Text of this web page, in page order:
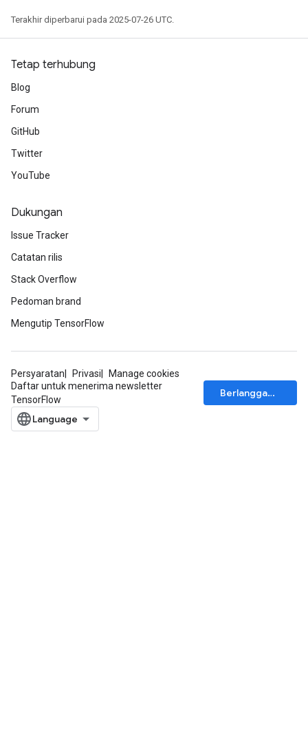
Terakhir diperbarui pada 2025-07-26 UTC.
Tetap terhubung
Blog
Forum
GitHub
Twitter
YouTube
Dukungan
Issue Tracker
Catatan rilis
Stack Overflow
Pedoman brand
Mengutip TensorFlow
Persyaratan Privasi
Manage cookies
Daftar untuk menerima newsletter
TensorFlow
Berlangganan